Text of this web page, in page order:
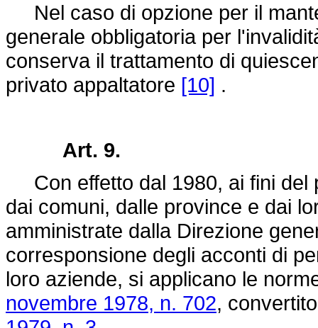
Nel caso di opzione per il
generale obbligatoria per
conserva il trattamento di
privato appaltatore [10] .
Art. 9.
Con effetto dal 1980, ai fini del
dai comuni, dalle province e dai
amministrate dalla Direzione
corresponsione degli acconti di
loro aziende, si applicano le
novembre 1978, n. 702,